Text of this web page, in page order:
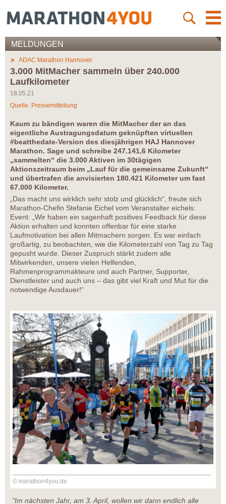
MELDUNGEN
ADAC Marathon Hannover
3.000 MitMacher sammeln über 240.000
Laufkilometer
18.05.21
Quelle: Pressemitteilung
Kaum zu bändigen waren die MitMacher der an das
eigentliche Austragungsdatum geknüpften virtuellen
#beatthedate-Version des diesjährigen HAJ Hannover
Marathon. Sage und schreibe 247.141,6 Kilometer
„sammelten“ die 3.000 Aktiven im 30tägigen
Aktionszeitraum beim „Lauf für die gemeinsame Zukunft“
und übertrafen die anvisierten 180.421 Kilometer um fast
67.000 Kilometer.
„Das macht uns wirklich sehr stolz und glücklich“, freute sich
Marathon-Chefin Stefanie Eichel vom Veranstalter eichels:
Event: „Wir haben ein sagenhaft positives Feedback für diese
Aktion erhalten und konnten offenbar für eine starke
Laufmotivation bei allen Mitmachern sorgen. Es war einfach
großartig, zu beobachten, wie die Kilometerzahl von Tag zu Tag
gepusht wurde. Dieser Zuspruch stärkt zudem alle
Mitwirkenden, unsere vielen Helfenden,
Rahmenprogrammakteure und auch Partner, Supporter,
Dienstleister und auch uns – das gibt viel Kraft und Mut für die
notwendige Ausdauer!“
© marathon4you.de
"Im nächsten Jahr, am 3. April, wollen wir dann endlich alle